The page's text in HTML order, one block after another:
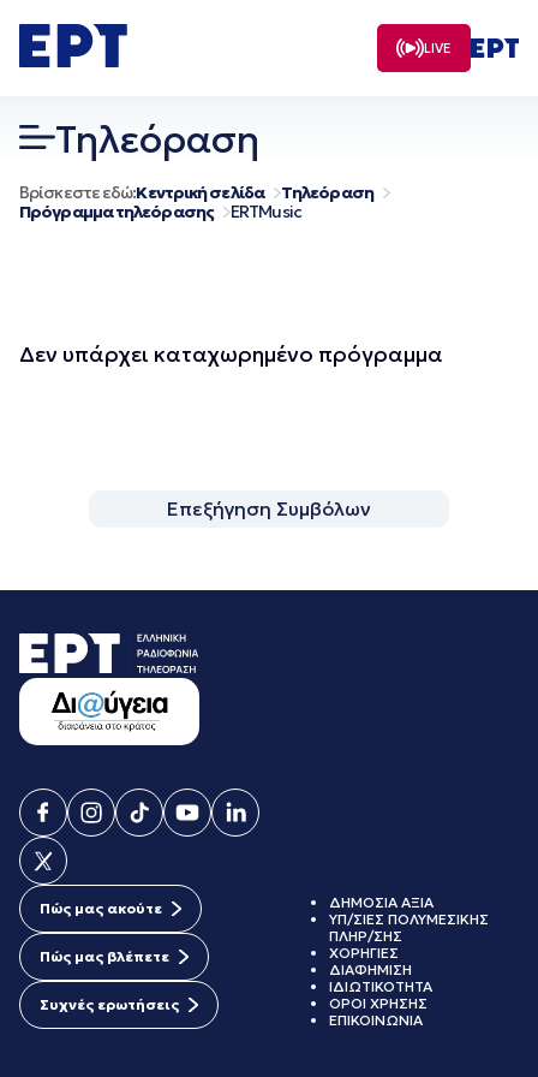
σε
περιεχόμενο
LIVE
Τηλεόραση
Βρίσκεστε εδώ:Κεντρική σελίδα
Τηλεόραση
Πρόγραμμα τηλεόρασης
ERTMusic
Δεν υπάρχει καταχωρημένο πρόγραμμα
Επεξήγηση Συμβόλων
Πώς μας ακούτε
Πώς μας βλέπετε
Συχνές ερωτήσεις
ΔΗΜΟΣΙΑ ΑΞΙΑ
ΥΠ/ΣΙΕΣ ΠΟΛΥΜΕΣΙΚΗΣ
ΠΛΗΡ/ΣΗΣ
ΧΟΡΗΓΙΕΣ
ΔΙΑΦΗΜΙΣΗ
ΙΔΙΩΤΙΚΟΤΗΤΑ
ΟΡΟΙ ΧΡΗΣΗΣ
ΕΠΙΚΟΙΝΩΝΙΑ